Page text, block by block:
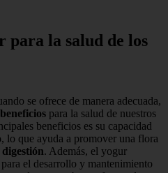
para la salud de los
se ofrece de manera adecuada,
beneficios para la salud de nuestros
beneficios es su capacidad
, lo que ayuda a promover una flora
digestión. Además, el yogur
el desarrollo y mantenimiento